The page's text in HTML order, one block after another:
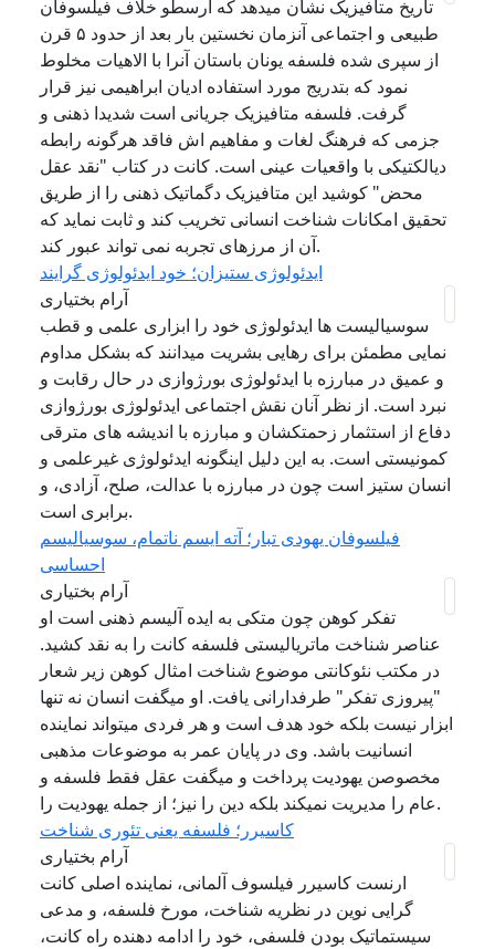
تاریخ متافیزیک نشان میدهد که ارسطو خلاف فیلسوفان
طبیعی و اجتماعی آنزمان نخستین بار بعد از حدود ۵ قرن
از سپری شده فلسفه یونان باستان آنرا با الاهیات مخلوط
نمود که بتدریج مورد استفاده ادیان ابراهیمی نیز قرار
گرفت. فلسفه متافیزیک جریانی است شدیدا ذهنی و
جزمی که فرهنگ لغات و مفاهیم اش فاقد هرگونه رابطه
دیالکتیکی با واقعیات عینی است. کانت در کتاب "نقد عقل
محض" کوشید این متافیزیک دگماتیک ذهنی را از طریق
تحقیق امکانات شناخت انسانی تخریب کند و ثابت نماید که
آن از مرزهای تجربه نمی تواند عبور کند.
ایدئولوژی ستیزان؛ خود ایدئولوژی گرایند
آرام بختیاری
سوسیالیست ها ایدئولوژی خود را ابزاری علمی و قطب
نمایی مطمئن برای رهایی بشریت میدانند که بشکل مداوم
و عمیق در مبارزه با ایدئولوژی بورژوازی در حال رقابت و
نبرد است. از نظر آنان نقش اجتماعی ایدئولوژی بورژوازی
دفاع از استثمار زحمتکشان و مبارزه با اندیشه های مترقی
کمونیستی است. به این دلیل اینگونه ایدئولوژی غیرعلمی و
انسان ستیز است چون در مبارزه با عدالت، صلح، آزادی، و
برابری است.
فیلسوفان یهودی تبار؛ آته ایسم ناتمام، سوسیالیسم
احساسی
آرام بختیاری
تفکر کوهن چون متکی به ایده آلیسم ذهنی است او
عناصر شناخت ماتریالیستی فلسفه کانت را به نقد کشید.
در مکتب نئوکانتی موضوع شناخت امثال کوهن زیر شعار
"پیروزی تفکر" طرفدارانی یافت. او میگفت انسان نه تنها
ابزار نیست بلکه خود هدف است و هر فردی میتواند نماینده
انسانیت باشد. وی در پایان عمر به موضوعات مذهبی
مخصوصن یهودیت پرداخت و میگفت عقل فقط فلسفه و
عام را مدیریت نمیکند بلکه دین را نیز؛ از جمله یهودیت را.
کاسیرر؛ فلسفه یعنی تئوری شناخت
آرام بختیاری
ارنست کاسیرر فیلسوف آلمانی، نماینده اصلی کانت
گرایی نوین در نظریه شناخت، مورخ فلسفه، و مدعی
سیستماتیک بودن فلسفی، خود را ادامه دهنده راه کانت،